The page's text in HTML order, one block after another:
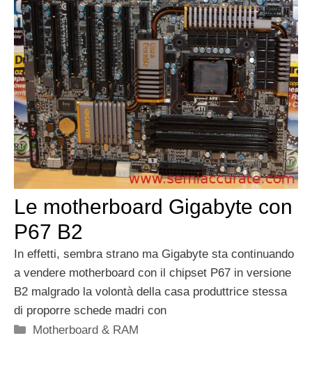
Le motherboard Gigabyte con
P67 B2
In effetti, sembra strano ma Gigabyte sta continuando
a vendere motherboard con il chipset P67 in versione
B2 malgrado la volontà della casa produttrice stessa
di proporre schede madri con
Categorie
Motherboard & RAM